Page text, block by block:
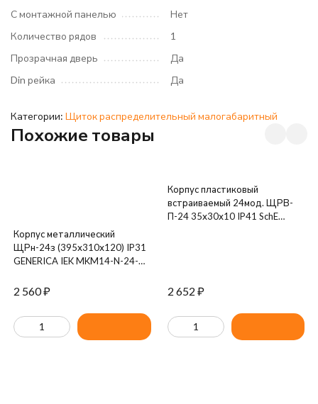
С монтажной панелью
Нет
Количество рядов
1
Прозрачная дверь
Да
Din рейка
Да
Категории: Щиток распределительный малогабаритный
Похожие товары
Корпус металлический
ЩРн-24з (395х310х120) IP31
GENERICA IEK MKM14-N-24-
2 560₽
Корпус пластиковый
встраиваемый 24мод. ЩРВ-
П-24 35х30х10 IP41 SchE
2 652 ₽